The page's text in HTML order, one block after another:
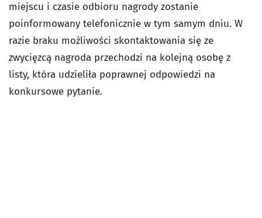
miejscu i czasie odbioru nagrody zostanie
poinformowany telefonicznie w tym samym dniu. W
razie braku możliwości skontaktowania się ze
zwycięzcą nagroda przechodzi na kolejną osobę z
listy, która udzieliła poprawnej odpowiedzi na
konkursowe pytanie.